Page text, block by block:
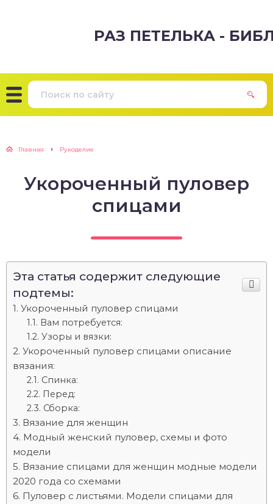
РАЗ ПЕТЕЛЬКА -
Главная Рукоделие
Укороченный пуловер
спицами
Эта статья содержит следующие
подтемы:
Укороченный пуловер спицами
Вам потребуется:
Узоры и вязки:
Укороченный пуловер спицами описание
вязания:
Спинка:
Перед:
Сборка:
Вязание для женщин
Модный женский пуловер, схемы и фото
модели
Вязание спицами для женщин модные модели
2020 года со схемами
Пуловер с листьями. Модели спицами для